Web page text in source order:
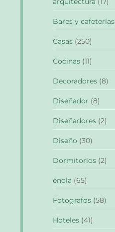
Bares y cafeterías
Casas (250)
Cocinas (11)
Decoradores (8)
Diseñador (8)
Diseñadores (2)
Diseño (30)
Dormitorios (2)
énola (65)
Fotografos (58)
Hoteles (41)